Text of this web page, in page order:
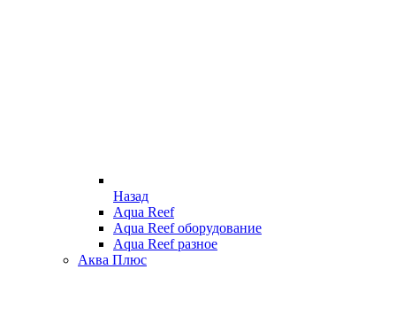
Назад
Aqua Reef
Aqua Reef оборудование
Aqua Reef разное
Аква Плюс